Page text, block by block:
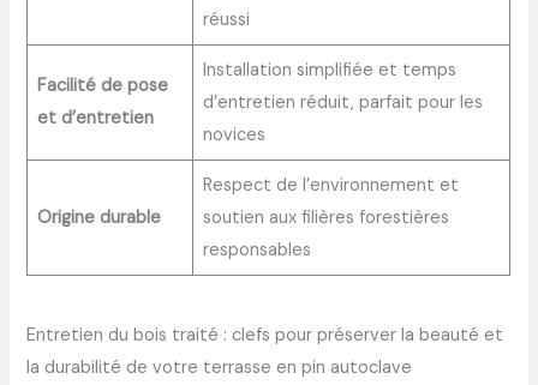
réussi
Facilité de pose
et d’entretien
Installation simplifiée et temps
d’entretien réduit, parfait pour les
novices
Origine durable
Respect de l’environnement et
soutien aux filières forestières
responsables
Entretien du bois traité : clefs pour préserver la beauté et
la durabilité de votre terrasse en pin autoclave